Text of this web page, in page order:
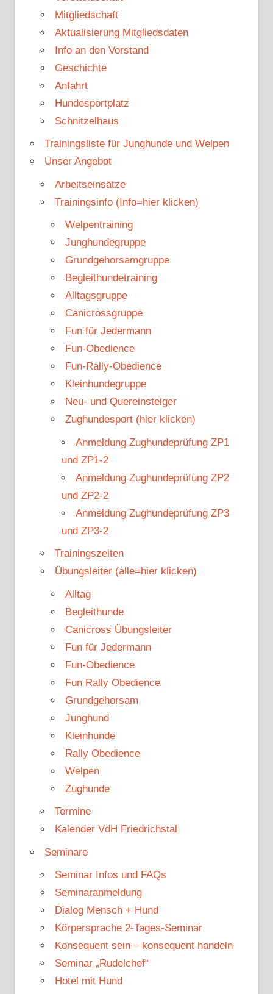
Mitgliedschaft
Aktualisierung Mitgliedsdaten
Info an den Vorstand
Geschichte
Anfahrt
Hundesportplatz
Schnitzelhaus
Trainingsliste für Junghunde und Welpen
Unser Angebot
Arbeitseinsätze
Trainingsinfo (Info=hier klicken)
Welpentraining
Junghundegruppe
Grundgehorsamgruppe
Begleithundetraining
Alltagsgruppe
Canicrossgruppe
Fun für Jedermann
Fun-Obedience
Fun-Rally-Obedience
Kleinhundegruppe
Neu- und Quereinsteiger
Zughundesport (hier klicken)
Anmeldung Zughundeprüfung ZP1
und ZP1-2
Anmeldung Zughundeprüfung ZP2
und ZP2-2
Anmeldung Zughundeprüfung ZP3
und ZP3-2
Trainingszeiten
Übungsleiter (alle=hier klicken)
Alltag
Begleithunde
Canicross Übungsleiter
Fun für Jedermann
Fun-Obedience
Fun Rally Obedience
Grundgehorsam
Junghund
Kleinhunde
Rally Obedience
Welpen
Zughunde
Termine
Kalender VdH Friedrichstal
Seminare
Seminar Infos und FAQs
Seminaranmeldung
Dialog Mensch + Hund
Körpersprache 2-Tages-Seminar
Konsequent sein – konsequent handeln
Seminar „Rudelchef“
Hotel mit Hund